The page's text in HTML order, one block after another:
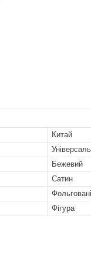
Китай
Бежевий
Сатин
Фольговані
Фігура